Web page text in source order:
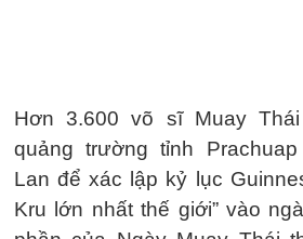
Hơn 3.600 võ sĩ Muay
quảng trường tỉnh
Lan để xác lập kỷ lục
Kru lớn nhất thế giới” vào